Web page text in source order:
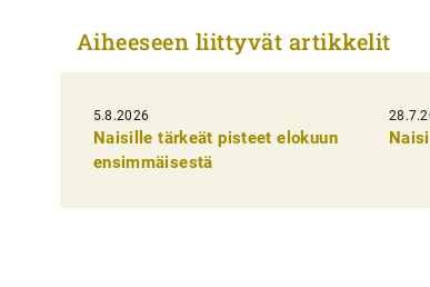
i
k
e
Aiheeseen liittyvät artikkelit
5.8.2026
Naisille tärkeät pisteet elokuun
ensimmäisestä